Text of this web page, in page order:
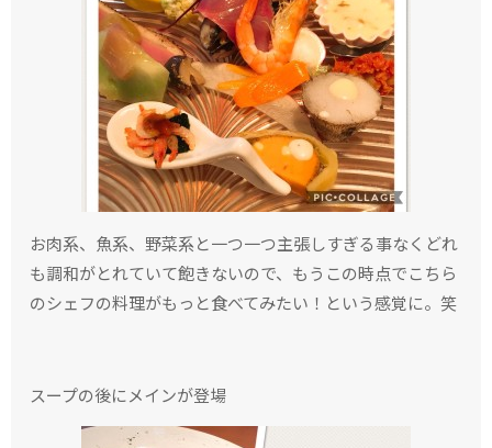
お肉系、魚系、野菜系と一つ一つ主張しすぎる事なくどれ
も調和がとれていて飽きないので、もうこの時点でこちら
のシェフの料理がもっと食べてみたい！という感覚に。笑
スープの後にメインが登場